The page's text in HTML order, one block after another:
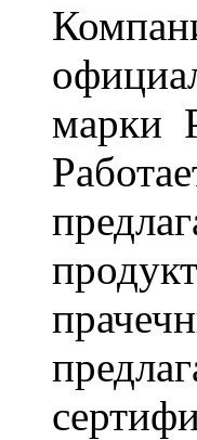
марки